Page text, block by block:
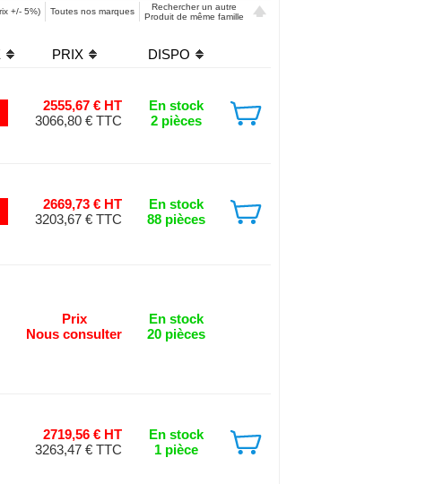
+/- 5%) Toutes nos marques
Rechercher un autre
Produit de même famille
PRIX DISPO
2555,67 € HT
3066,80 € TTC
En stock
2 pièces
2669,73 € HT
3203,67 € TTC
En stock
88 pièces
Prix
Nous consulter
En stock
20 pièces
2719,56 € HT
3263,47 € TTC
En stock
1 pièce